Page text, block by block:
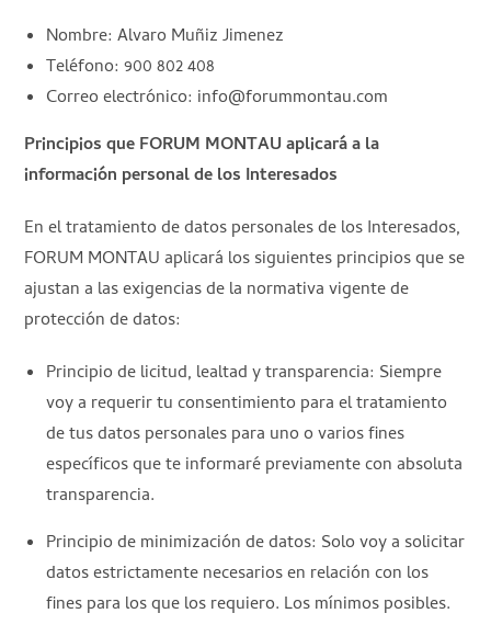
Nombre: Alvaro Muñiz Jimenez
Teléfono: 900 802 408
Correo electrónico: info@forummontau.com
Principios que FORUM MONTAU aplicará a la
información personal de los Interesados
En el tratamiento de datos personales de los Interesados,
FORUM MONTAU aplicará los siguientes principios que se
ajustan a las exigencias de la normativa vigente de
protección de datos:
Principio de licitud, lealtad y transparencia: Siempre
voy a requerir tu consentimiento para el tratamiento
de tus datos personales para uno o varios fines
específicos que te informaré previamente con absoluta
transparencia.
Principio de minimización de datos: Solo voy a solicitar
datos estrictamente necesarios en relación con los
fines para los que los requiero. Los mínimos posibles.